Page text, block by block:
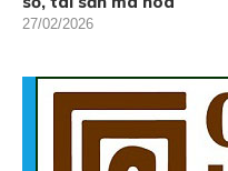
27/02/2026